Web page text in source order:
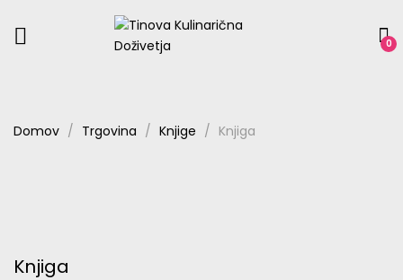
0
Domov Trgovina Knjige Knjiga
Knjiga